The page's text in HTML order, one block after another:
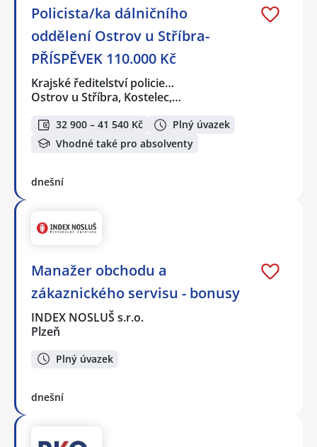
Policista/ka dálničního
oddělení Ostrov u Stříbra-
PŘÍSPĚVEK 110.000 Kč
Krajské ředitelství policie…
Ostrov u Stříbra, Kostelec,…
32 900 – 41 540 Kč
Plný úvazek
Vhodné také pro absolventy
dnešní
Manažer obchodu a
zákaznického servisu - bonusy
INDEX NOSLUŠ s.r.o.
Plzeň
Plný úvazek
dnešní